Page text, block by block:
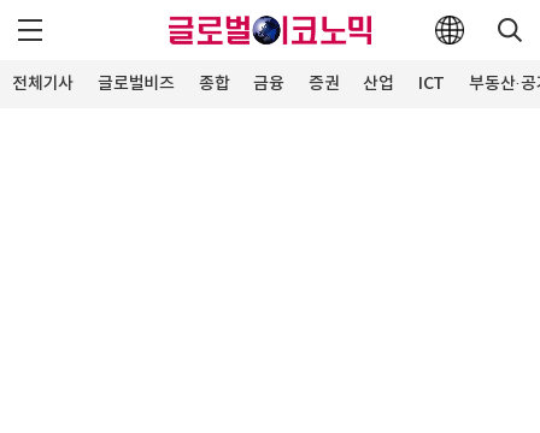
전체기사 글로벌비즈 종합 금융 증권 산업 ICT 부동산·